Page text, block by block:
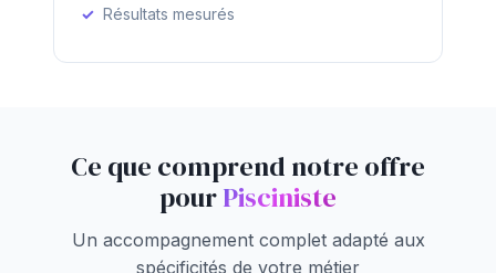
Résultats mesurés
Ce que comprend notre offre
pourPisciniste
Un accompagnement complet adapté aux
spécificités de votre métier